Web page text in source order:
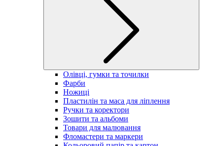
Олівці, гумки та точилки
Фарби
Ножиці
Пластилін та маса для ліплення
Ручки та коректори
Зошити та альбоми
Товари для малювання
Фломастери та маркери